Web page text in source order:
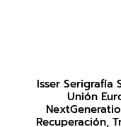
Isser Serigrafía
Unión
Recuperación,